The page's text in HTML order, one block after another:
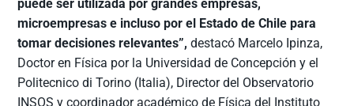
puede ser utilizada por grandes empresas,
microempresas e incluso por el Estado de Chile para
tomar decisiones relevantes”, destacó Marcelo Ipinza,
Doctor en Física por la Universidad de Concepción y el
Politecnico di Torino (Italia), Director del Observatorio
INSOS y coordinador académico de Física del Instituto